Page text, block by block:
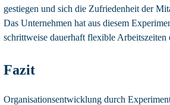
gestiegen und sich die Zufriedenheit der
Das Unternehmen hat aus diesem
schrittweise dauerhaft flexible Arbeitszeiten
Fazit
Organisationsentwicklung durch